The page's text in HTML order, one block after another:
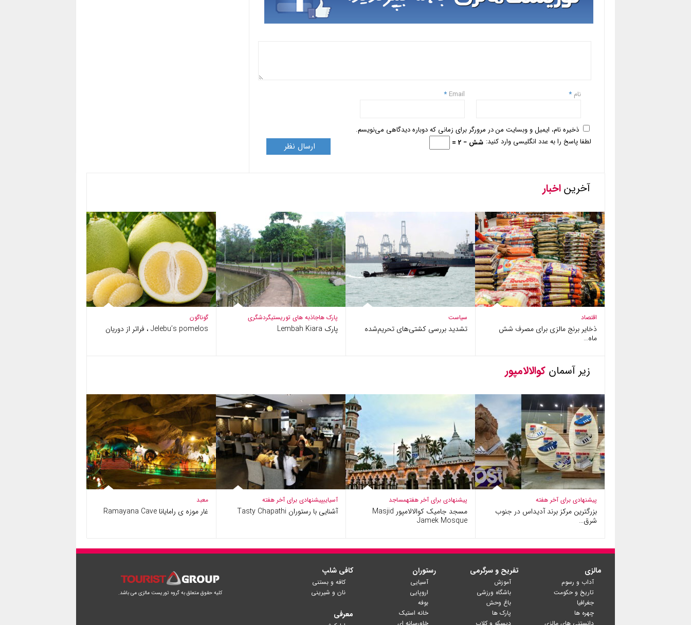
نام *
Email
*
ذخیره نام، ایمیل و وبسایت من در مرورگر برای زمانی که دوباره دیدگاهی می‌نویسم.
لطفا پاسخ را به عدد انگلیسی وارد کنید: شش − 2 =
آخریناخبار
اقتصاد
ذخایر برنج مالزی برای مصرف شش
ماه…
سیاست
تشدید بررسی کشتی‌های تحریم‌شده
پارک هاجاذبه های توریستیگردشگری
پارک Lembah Kiara
گوناگون
Jelebu’s pomelos ، فراتر از دوریان
زیر آسمان کوالالامپور
پیشنهادی برای آخر هفته
بزرگترین مرکز برند آدیداس در جنوب
شرق…
پیشنهادی برای آخر هفتهمساجد
مسجد جامیک کوالالامپور Masjid
Jamek Mosque
آسیاییپیشنهادی برای آخر هفته
آشنایی با رستوران Tasty Chapathi
معبد
غار موزه ی رامایانا Ramayana Cave
مالزی
آداب و رسوم
تاریخ و حکومت
جغرافیا
چهره ها
تفریح و سرگرمی
آموزش
باشگاه ورزشی
باغ وحش
پارک ها
رستوران
آسیایی
اروپایی
بوفه
خانه استیک
کافی شا‍پ
کافه و بستنی
نان و شیرینی
معرفی
کلیه حقوق متعلق به گروه توریست مالزی می باشد.